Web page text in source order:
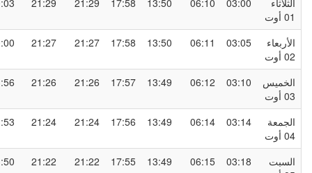
03:00
06:10
13:50
17:58
21:29
21:29
00:03
03:05
06:11
13:50
17:58
21:27
21:27
00:00
03:10
06:12
13:49
17:57
21:26
21:26
23:56
03:14
06:14
13:49
17:56
21:24
21:24
23:53
03:18
06:15
13:49
17:55
21:22
21:22
23:50